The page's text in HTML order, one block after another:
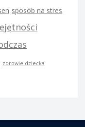
sposób na stres
zdrowie dziecka